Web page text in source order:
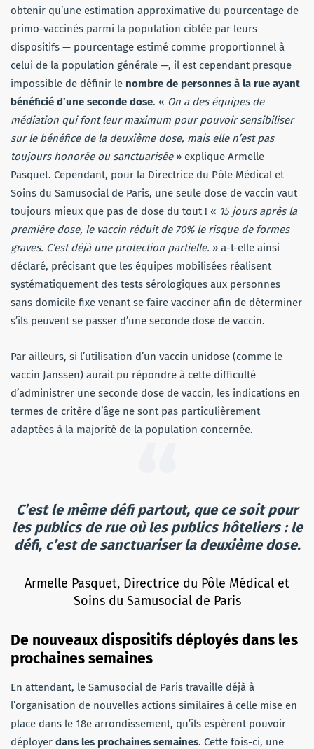
obtenir qu’une estimation approximative du pourcentage de
primo-vaccinés parmi la population ciblée par leurs
dispositifs — pourcentage estimé comme proportionnel à
celui de la population générale —, il est cependant presque
impossible de définir le nombre de personnes à la rue ayant
bénéficié d’une seconde dose. « On a des équipes de
médiation qui font leur maximum pour pouvoir sensibiliser
sur le bénéfice de la deuxième dose, mais elle n’est pas
toujours honorée ou sanctuarisée» explique Armelle
Pasquet. Cependant, pour la Directrice du Pôle Médical et
Soins du Samusocial de Paris, une seule dose de vaccin vaut
toujours mieux que pas de dose du tout ! « 15 jours après la
première dose, le vaccin réduit de 70% le risque de formes
graves. C’est déjà une protection partielle. » a-t-elle ainsi
déclaré, précisant que les équipes mobilisées réalisent
systématiquement des tests sérologiques aux personnes
sans domicile fixe venant se faire vacciner afin de déterminer
s’ils peuvent se passer d’une seconde dose de vaccin.
Par ailleurs, si l’utilisation d’un vaccin unidose (comme le
vaccin Janssen) aurait pu répondre à cette difficulté
d’administrer une seconde dose de vaccin, les indications en
termes de critère d’âge ne sont pas particulièrement
adaptées à la majorité de la population concernée.
C’est le même défi partout, que ce soit pour
les publics de rue où les publics hôteliers : le
défi, c’est de sanctuariser la deuxième dose.
Armelle Pasquet, Directrice du Pôle Médical et
Soins du Samusocial de Paris
De nouveaux dispositifs déployés dans les
prochaines semaines
En attendant, le Samusocial de Paris travaille déjà à
l’organisation de nouvelles actions similaires à celle mise en
place dans le 18e arrondissement, qu’ils espèrent pouvoir
déployer dans les prochaines semaines. Cette fois-ci, une